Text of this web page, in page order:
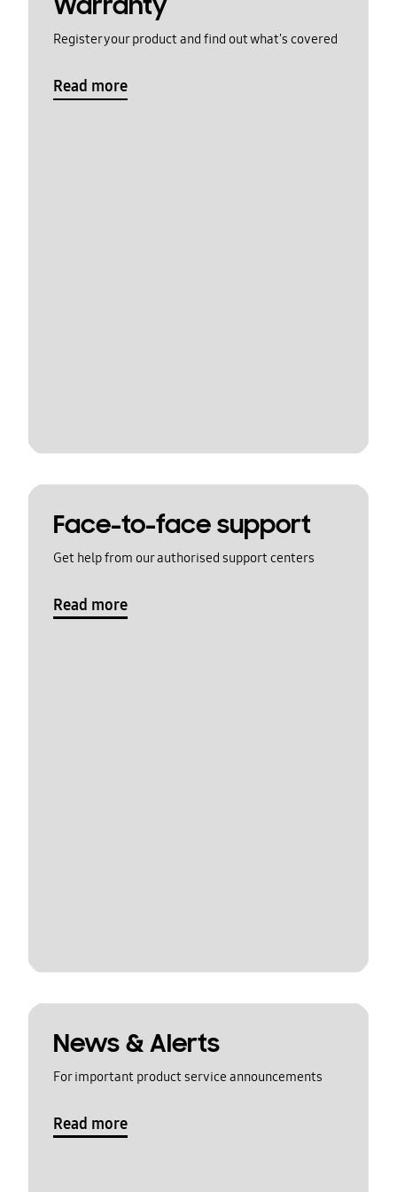
Register your product and find out what's covered
Read more
Face-to-face support
Get help from our authorised support centers
Read more
News & Alerts
For important product service announcements
Read more